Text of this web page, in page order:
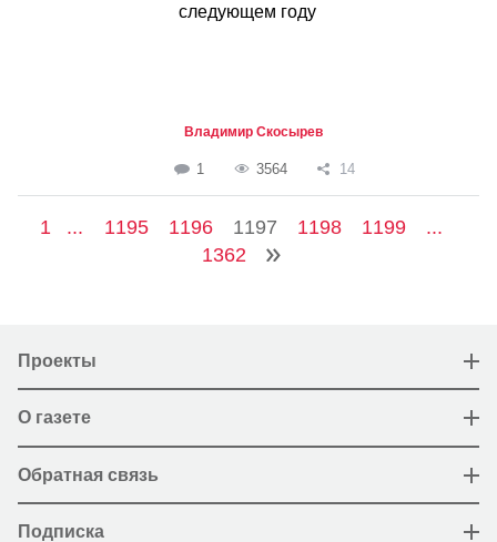
следующем году
Владимир Скосырев
1 3564 14
1 ... 1195 1196 1197 1198 1199
...
1362
Проекты
О газете
Обратная связь
Подписка